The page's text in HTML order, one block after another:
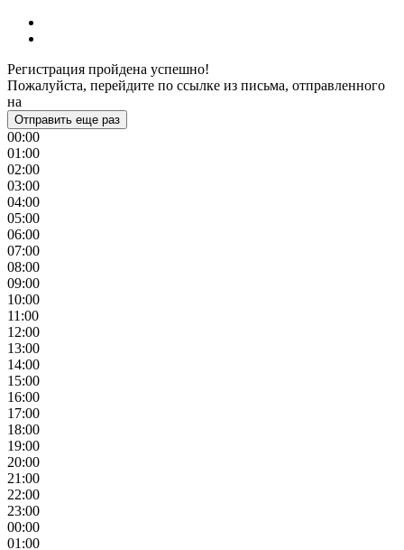
Регистрация пройдена успешно!
Пожалуйста, перейдите по ссылке из письма, отправленного
на
Отправить еще раз
00:00
01:00
02:00
03:00
04:00
05:00
06:00
07:00
08:00
09:00
10:00
11:00
12:00
13:00
14:00
15:00
16:00
17:00
18:00
19:00
20:00
21:00
22:00
23:00
00:00
01:00